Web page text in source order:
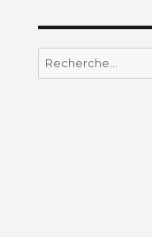
Recherche
pour